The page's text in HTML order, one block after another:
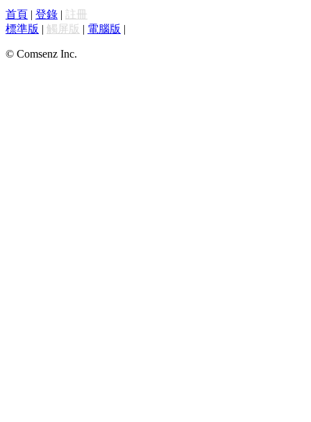
首頁 | 登錄 | 註冊
標準版 | 觸屏版 | 電腦版 |
© Comsenz Inc.